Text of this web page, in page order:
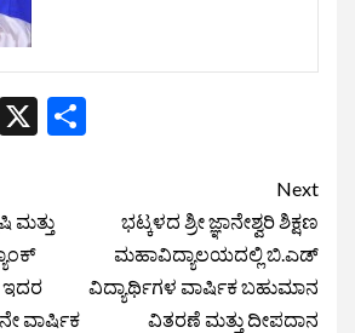
WhatsApp
X
ಮತ್ತು
ವಾರ್ಷಿಕ
Next
ಭಟ್ಕಳದ ಶ್ರೀ ಜ್ಞಾನೇಶ್ವರಿ ಶಿಕ್ಷಣ
ಮಹಾವಿದ್ಯಾಲಯದಲ್ಲಿ ಬಿ.ಎಡ್
ವಿದ್ಯಾರ್ಥಿಗಳ ವಾರ್ಷಿಕ ಬಹುಮಾನ
ವಿತರಣೆ ಮತ್ತು ದೀಪದಾನ